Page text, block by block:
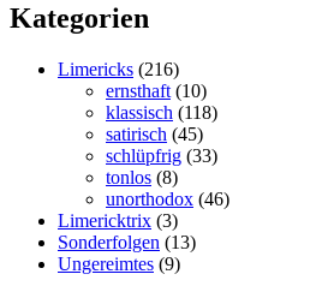
Kategorien
Limericks (216)
ernsthaft (10)
klassisch (118)
satirisch (45)
schlüpfrig (33)
tonlos (8)
unorthodox (46)
Limericktrix (3)
Sonderfolgen (13)
Ungereimtes (9)